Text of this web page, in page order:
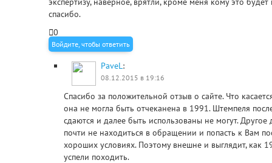
спасибо.
0
Войдите, чтобы ответить
PaveL:
08.12.2015 в 19:16
Спасибо за положительной отзыв о сайте. Что
она не могла быть отчеканена в 1991. Штемпеля
сдаются и далее быть использованы не могут. Другое
почти не находиться в обращении и попасть к Вам
хороших условиях. Поэтому внешне и выглядит, как
успели походить.